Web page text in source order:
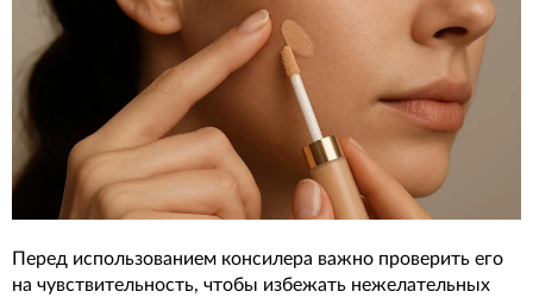
Перед использованием консилера важно проверить его
на чувствительность, чтобы избежать нежелательных